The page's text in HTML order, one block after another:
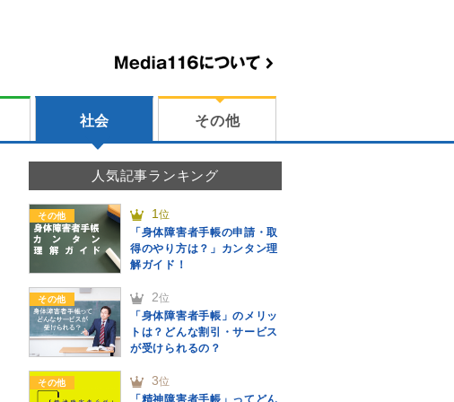
社会 その他
人気記事ランキング
その他 1位
「身体障害者手帳の申請・取
得のやり方は？」カンタン理
解ガイド！
その他 2位
「身体障害者手帳」のメリッ
トは？どんな割引・サービス
が受けられるの？
その他 3位